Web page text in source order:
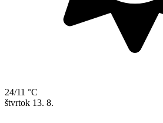
24/11 °C
štvrtok 13. 8.